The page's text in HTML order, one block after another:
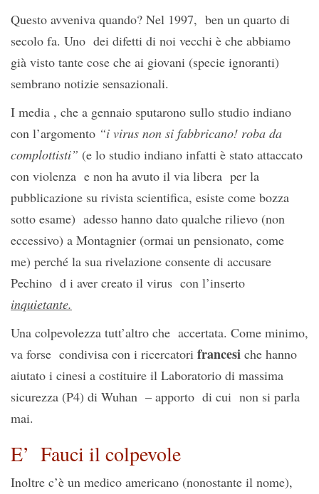
Questo avveniva quando? Nel 1997, ben un quarto di
secolo fa. Uno dei difetti di noi vecchi è che abbiamo
già visto tante cose che ai giovani (specie ignoranti)
sembrano notizie sensazionali.
I media , che a gennaio sputarono sullo studio indiano
con l’argomento “i virus non si fabbricano! roba da
complottisti” (e lo studio indiano infatti è stato attaccato
con violenza e non ha avuto il via libera per la
pubblicazione su rivista scientifica, esiste come bozza
sotto esame) adesso hanno dato qualche rilievo (non
eccessivo) a Montagnier (ormai un pensionato, come
me) perché la sua rivelazione consente di accusare
Pechino d i aver creato il virus con l’inserto
inquietante.
Una colpevolezza tutt’altro che accertata. Come minimo,
va forse condivisa con i ricercatori francesi che hanno
aiutato i cinesi a costituire il Laboratorio di massima
sicurezza (P4) di Wuhan – apporto di cui non si parla
mai.
E’ Fauci il colpevole
Inoltre c’è un medico americano (nonostante il nome),